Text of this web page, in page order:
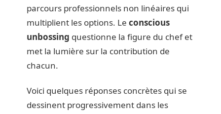
parcours professionnels non linéaires qui
multiplient les options. Le conscious
unbossing questionne la figure du chef et
met la lumière sur la contribution de
chacun.
Voici quelques réponses concrètes qui se
dessinent progressivement dans les